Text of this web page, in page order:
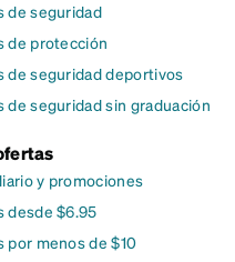
de seguridad
de protección
de seguridad deportivos
de seguridad sin graduación
y promociones
desde $6.95
por menos de $10